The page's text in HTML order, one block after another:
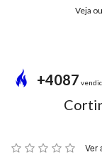
PREÇO
ÚNICO
Veja
+4087
Ver